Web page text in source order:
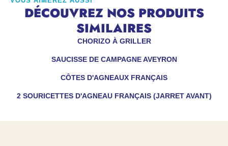
DÉCOUVREZ NOS PRODUITS
SIMILAIRES
CHORIZO À GRILLER
SAUCISSE DE CAMPAGNE AVEYRON
CÔTES D'AGNEAUX FRANÇAIS
2 SOURICETTES D'AGNEAU FRANÇAIS (JARRET AVANT)